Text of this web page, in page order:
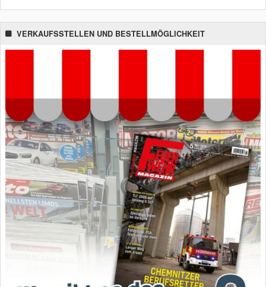
VERKAUFSSTELLEN UND BESTELLMÖGLICHKEIT